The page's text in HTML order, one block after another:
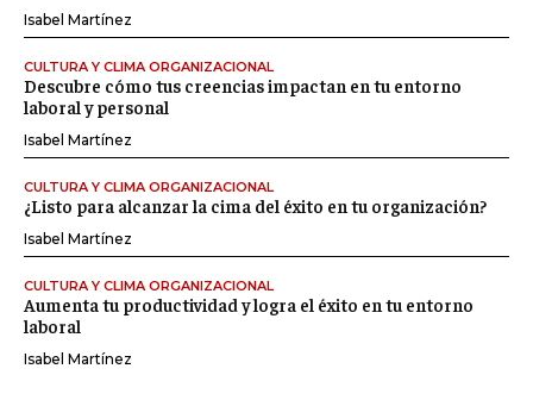
Isabel Martínez
CULTURA Y CLIMA ORGANIZACIONAL
Descubre cómo tus creencias impactan en tu entorno
laboral y personal
Isabel Martínez
CULTURA Y CLIMA ORGANIZACIONAL
¿Listo para alcanzar la cima del éxito en tu organización?
Isabel Martínez
CULTURA Y CLIMA ORGANIZACIONAL
Aumenta tu productividad y logra el éxito en tu entorno
laboral
Isabel Martínez